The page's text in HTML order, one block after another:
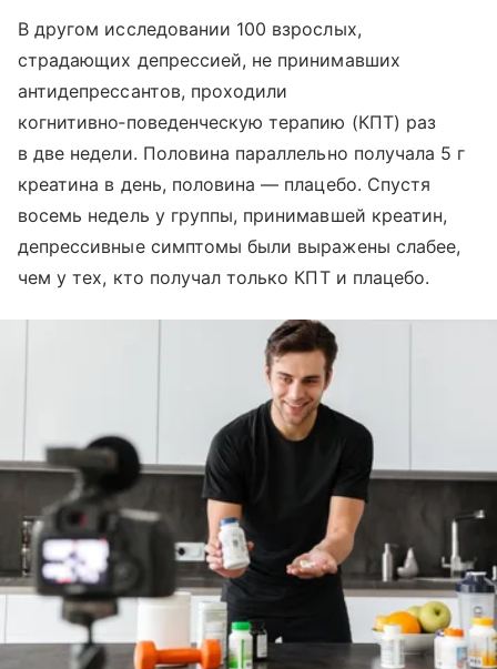
В другом исследовании 100 взрослых,
страдающих депрессией, не принимавших
антидепрессантов, проходили
когнитивно‑поведенческую терапию (КПТ) раз
в две недели. Половина параллельно получала 5 г
креатина в день, половина — плацебо. Спустя
восемь недель у группы, принимавшей креатин,
депрессивные симптомы были выражены слабее,
чем у тех, кто получал только КПТ и плацебо.